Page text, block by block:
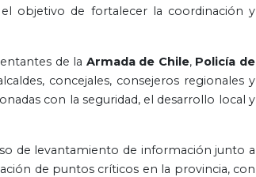
objetivo de fortalecer la coordinación y
de la Armada de Chile, Policía de
concejales, consejeros regionales y
con la seguridad, el desarrollo local y
de levantamiento de información junto a
de puntos críticos en la provincia, con